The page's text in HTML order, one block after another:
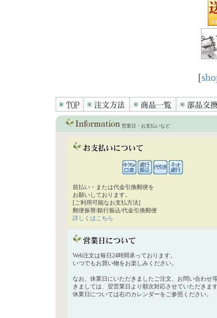
[
営業日・お支払いなど
前払い・または代金引換郵便を
お願いしております。
[ご利用可能なお支払方法]
郵便振替/銀行振込/代金引換郵便
詳しくはこちら
Web注文は毎日24時間承っております。
いつでもお買い物をお楽しみください。
なお、休業日にいただきましたご注文、お問い合わせ
きましては、翌営業日より順次対応させていただきま
休業日については右のカレンダーをご参照ください。